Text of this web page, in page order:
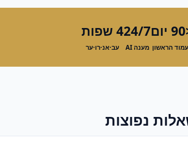
הראשון
24/7
מענה AI
4 שפות
עב·אנ·רו·ער
נפוצות